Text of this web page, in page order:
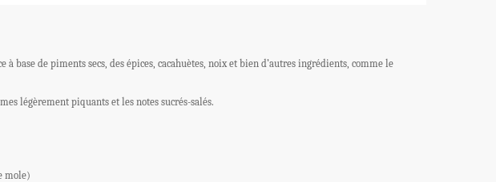
base de piments secs, des épices, cacahuètes, noix et bien d’autres ingrédients, comme le
légèrement piquants et les notes sucrés-salés.
mole)